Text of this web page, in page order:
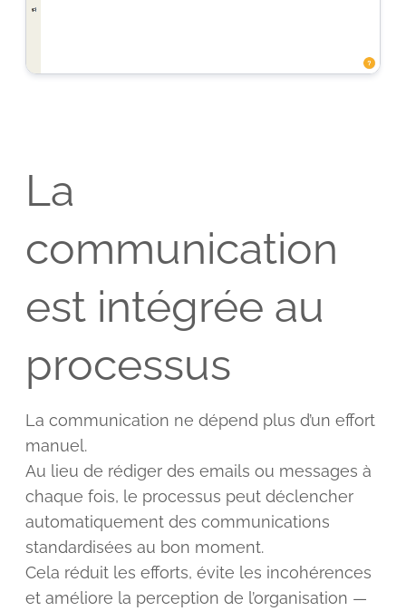
La
communication
est intégrée au
processus
La communication ne dépend plus d’un effort
manuel.
Au lieu de rédiger des emails ou messages à
chaque fois, le processus peut déclencher
automatiquement des communications
standardisées au bon moment.
Cela réduit les efforts, évite les incohérences
et améliore la perception de l’organisation —